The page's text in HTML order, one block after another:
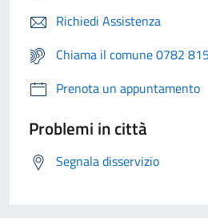
Richiedi Assistenza
Chiama il comune 0782
Prenota un appuntamento
Problemi in città
Segnala disservizio